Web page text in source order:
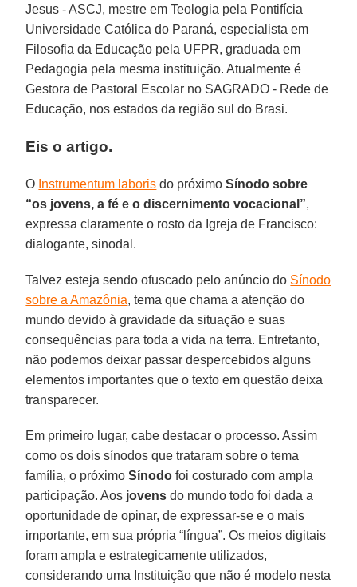
Jesus - ASCJ, mestre em Teologia pela Pontifícia
Universidade Católica do Paraná, especialista em
Filosofia da Educação pela UFPR, graduada em
Pedagogia pela mesma instituição. Atualmente é
Gestora de Pastoral Escolar no SAGRADO - Rede de
Educação, nos estados da região sul do Brasi.
Eis o artigo.
O Instrumentum laboris do próximoSínodo sobre
“os jovens, a fé e o discernimento vocacional”,
expressa claramente o rosto da Igreja de Francisco:
dialogante, sinodal.
Talvez esteja sendo ofuscado pelo anúncio do Sínodo
sobre a Amazônia, tema que chama a atenção do
mundo devido à gravidade da situação e suas
consequências para toda a vida na terra. Entretanto,
não podemos deixar passar despercebidos alguns
elementos importantes que o texto em questão deixa
transparecer.
Em primeiro lugar, cabe destacar o processo. Assim
como os dois sínodos que trataram sobre o tema
família, o próximoSínodo foi costurado com ampla
participação. Aos jovens do mundo todo foi dada a
oportunidade de opinar, de expressar-se e o mais
importante, em sua própria “língua”. Os meios digitais
foram ampla e estrategicamente utilizados,
considerando uma Instituição que não é modelo nesta